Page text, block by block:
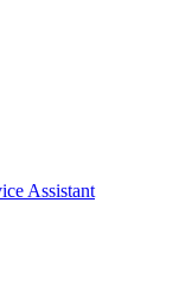
Assistant